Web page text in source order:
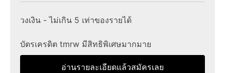
วงเงิน - ไม่เกิน 5 เท่าของรายได้
บัตรเครดิต tmrw มีสิทธิพิเศษมากมาย
อ่านรายละเอียดแล้วสมัครเลย